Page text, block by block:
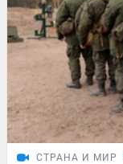
СТРАНА И МИР